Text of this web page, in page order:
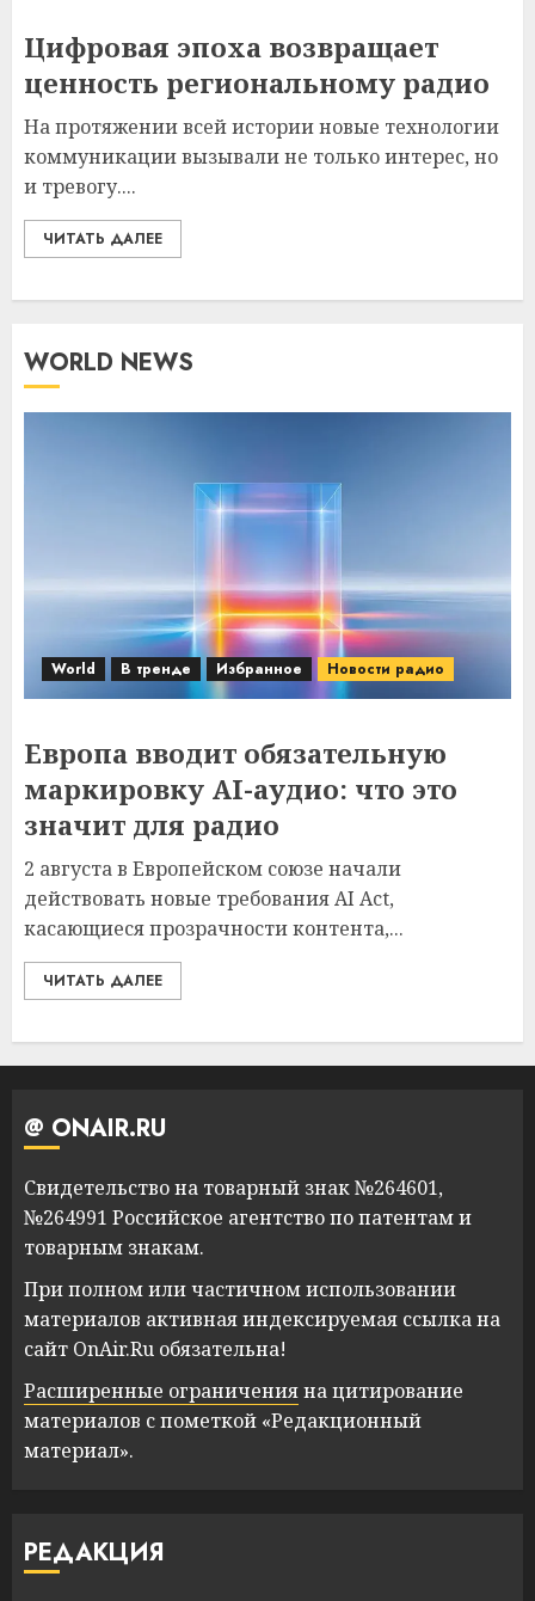
Цифровая эпоха возвращает
ценность региональному радио
На протяжении всей истории новые технологии
коммуникации вызывали не только интерес, но
и тревогу....
ЧИТАТЬ ДАЛЕЕ
WORLD NEWS
World В тренде Избранное Новости радио
Европа вводит обязательную
маркировку AI-аудио: что это
значит для радио
2 августа в Европейском союзе начали
действовать новые требования AI Act,
касающиеся прозрачности контента,...
ЧИТАТЬ ДАЛЕЕ
@ ONAIR.RU
Свидетельство на товарный знак №264601,
№264991 Российское агентство по патентам и
товарным знакам.
При полном или частичном использовании
материалов активная индексируемая ссылка на
сайт OnAir.Ru обязательна!
Расширенные ограниченияна цитирование
материалов с пометкой «Редакционный
материал».
РЕДАКЦИЯ